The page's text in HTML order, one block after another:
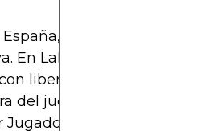
España, primero a
En LaLiga encontró un
libertad creativa,
del juego que lo convirtió
Jugador del Betis en la